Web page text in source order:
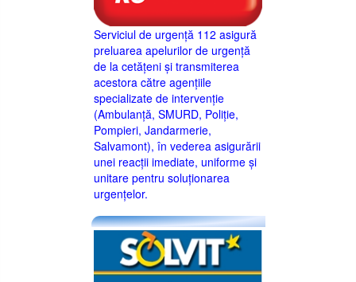
Serviciul de urgență 112 asigură
preluarea apelurilor de urgență
de la cetățeni și transmiterea
acestora către agențiile
specializate de intervenție
(Ambulanță, SMURD, Poliție,
Pompieri, Jandarmerie,
Salvamont), în vederea asigurării
unei reacții imediate, uniforme și
unitare pentru soluționarea
urgențelor.